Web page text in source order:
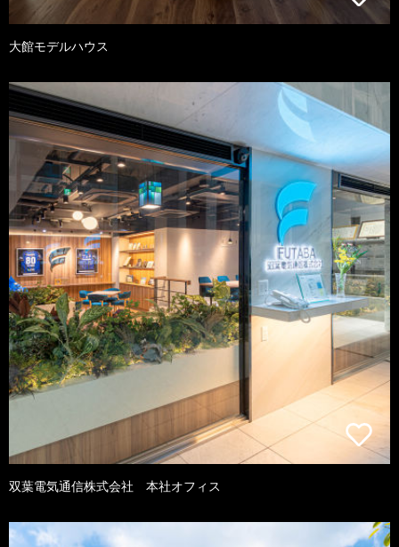
大館モデルハウス
双葉電気通信株式会社 本社オフィス